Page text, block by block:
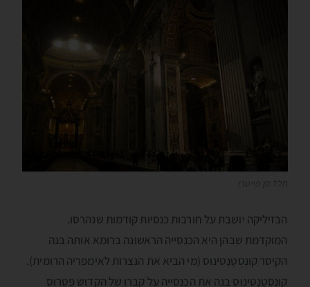
הבּזיליקה יושבת על חורבות כנסיות קודמות שנהרסו.
המוקדמת שבהן היא הכנסייה הראשונה ברומא אותה בנה
הקיסר קונְסְטָנָטינוּס (מי הביא את הנצרות לאימפריה הרומית).
קונְסְטָנָטינוּס בנה את הכנסייה על קברו של הקדוש פֶּטְרוס